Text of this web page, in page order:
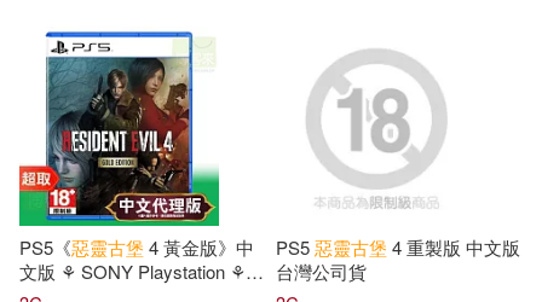
PS5《惡靈古堡 4 黃金版》中
文版 ⚘ SONY Playstation ⚘
台灣代理版
PS5惡靈古堡 4 重製版 中文版
台灣公司貨